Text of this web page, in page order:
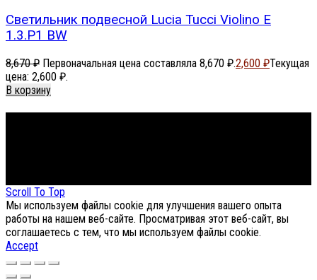
Светильник подвесной Lucia Tucci Violino E
1.3.P1 BW
8,670₽ Первоначальная цена составляла 8,670 ₽.2,600 ₽Текущая
цена: 2,600 ₽.
В корзину
Scroll To Top
Мы используем файлы cookie для улучшения вашего опыта
работы на нашем веб-сайте. Просматривая этот веб-сайт, вы
соглашаетесь с тем, что мы используем файлы cookie.
Accept